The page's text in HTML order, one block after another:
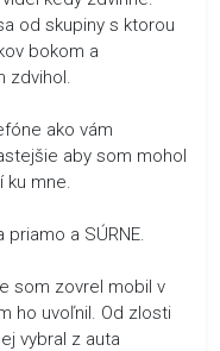
od skupiny s ktorou
bokom a
zdvihol.
ako vám
aby som mohol
ku mne.
a SÚRNE.
som zovrel mobil v
ho uvoľnil. Od zlosti
vybral z auta